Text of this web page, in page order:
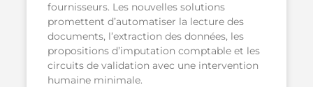
fournisseurs. Les nouvelles solutions
promettent d’automatiser la lecture des
documents, l’extraction des données, les
propositions d’imputation comptable et les
circuits de validation avec une intervention
humaine minimale.